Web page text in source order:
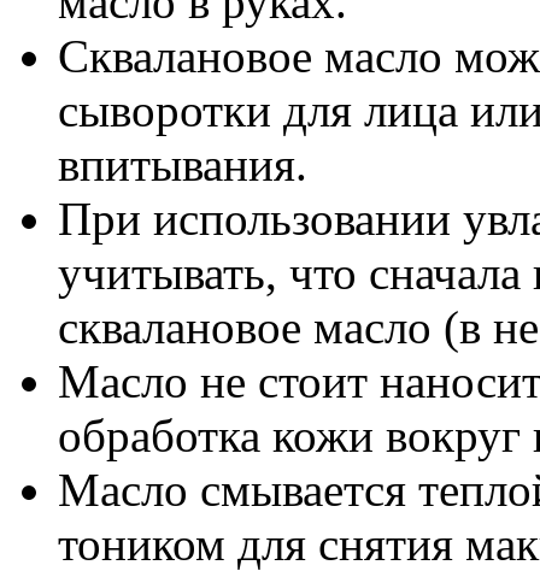
Сквалановое масло
сыворотки для лица
впитывания.
При использовании
учитывать, что
сквалановое масло (в
Масло не стоит
обработка кожи вокруг
Масло смывается
тоником для снятия